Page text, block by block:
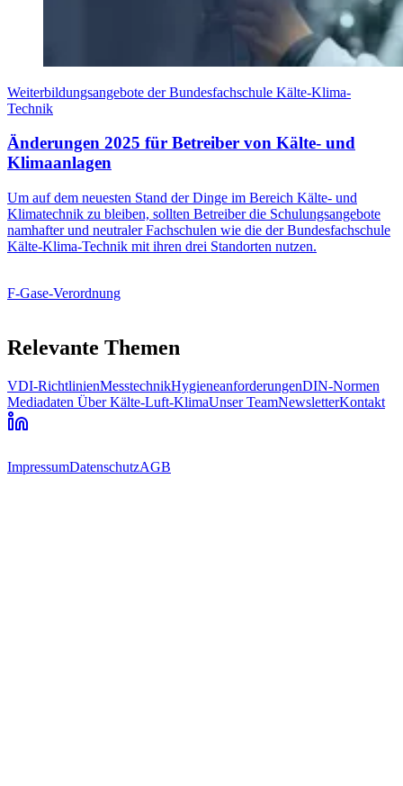
Weiterbildungsangebote der Bundesfachschule Kälte-Klima-
Technik
Änderungen 2025 für Betreiber von Kälte- und
Klimaanlagen
Um auf dem neuesten Stand der Dinge im Bereich Kälte- und
Klimatechnik zu bleiben, sollten Betreiber die Schulungsangebote
namhafter und neutraler Fachschulen wie die der Bundesfachschule
Kälte-Klima-Technik mit ihren drei Standorten nutzen.
F-Gase-Verordnung
Relevante Themen
VDI-RichtlinienMesstechnikHygieneanforderungenDIN-Normen
Mediadaten Über Kälte-Luft-KlimaUnser TeamNewsletterKontakt
ImpressumDatenschutzAGB